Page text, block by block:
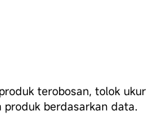
terobosan, tolok ukur
produk berdasarkan data.